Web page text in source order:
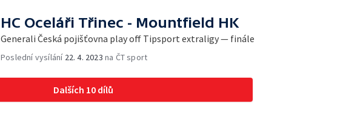
HC Oceláři Třinec - Mountfield HK
Generali Česká pojišťovna play off Tipsport extraligy — finále
Poslední vysílání 22. 4. 2023 na ČT sport
Dalších 10 dílů